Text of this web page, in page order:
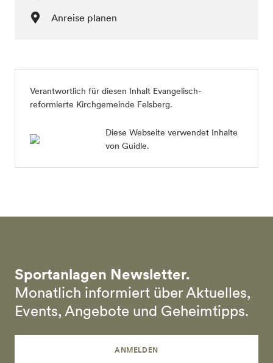
Anreise planen
Verantwortlich für diesen Inhalt Evangelisch-
reformierte Kirchgemeinde Felsberg.
Diese Webseite verwendet Inhalte
von Guidle.
Sportanlagen Newsletter.
Monatlich informiert über Aktuelles,
Events, Angebote und Geheimtipps.
ANMELDEN